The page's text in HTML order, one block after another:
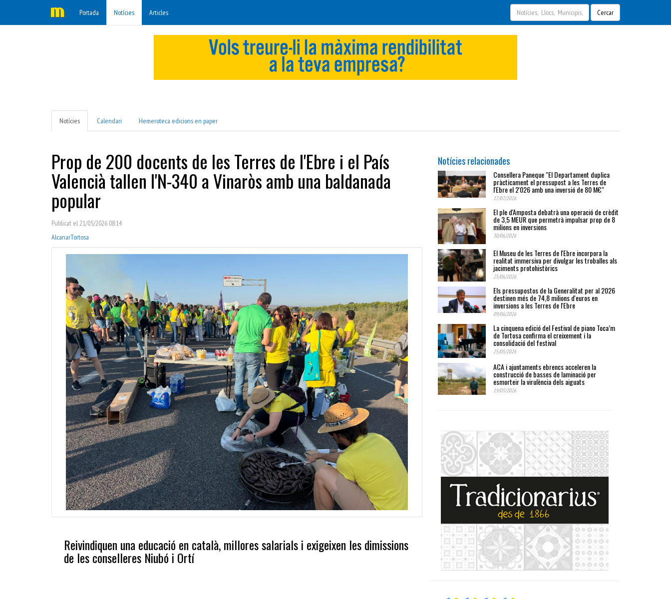
Portada Notícies Articles Cercar
Notícies Calendari Hemeroteca edicions en paper
Prop de 200 docents de les Terres de l'Ebre i el País
Valencià tallen l'N-340 a Vinaròs amb una baldanada
popular
Publicat el 21/05/2026 08:14
AlcanarTortosa
Reivindiquen una educació en català, millores salarials i exigeixen les dimissions
de les conselleres Niubó i Ortí
Notícies relacionades
Consellera Paneque "El Departament duplica
pràcticament el pressupost a les Terres de
l'Ebre el 2'026 amb una inversió de 80 M€"
17/07/2026
El ple d'Amposta debatrà una operació de crèdit
de 3,5 MEUR que permetrà impulsar prop de 8
milions en inversions
30/06/2026
El Museu de les Terres de l'Ebre incorpora la
realitat immersiva per divulgar les troballes als
jaciments protohistòrics
25/06/2026
Els pressupostos de la Generalitat per al 2026
destinen més de 74,8 milions d'euros en
inversions a les Terres de l'Ebre
09/06/2026
La cinquena edició del Festival de piano Toca’m
de Tortosa confirma el creixement i la
consolidació del festival
25/05/2026
ACA i ajuntaments ebrencs acceleren la
construcció de basses de laminació per
esmorteir la virulència dels aiguats
19/05/2026